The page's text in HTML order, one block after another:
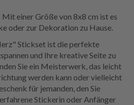
Mit einer Größe von 8x8 cm ist es
oder zur Dekoration zu Hause.
Stickset ist die perfekte
und Ihre kreative Seite zu
Sie ein Meisterwerk, das leicht
werden kann oder vielleicht
für jemanden, den Sie
Stickerin oder Anfänger